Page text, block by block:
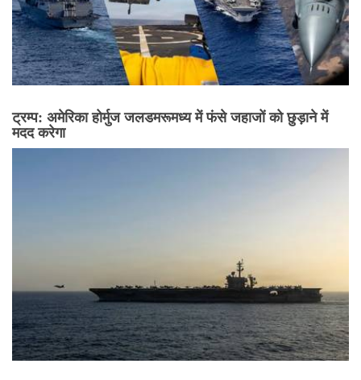
ट्रम्प: अमेरिका होर्मुज जलडमरूमध्य में फंसे जहाजों को छुड़ाने में
मदद करेगा